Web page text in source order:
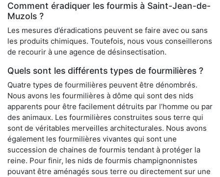
Comment éradiquer les fourmis à Saint-Jean-de-
Muzols ?
Les mesures d’éradications peuvent se faire avec ou sans
les produits chimiques. Toutefois, nous vous conseillerons
de recourir à une agence de désinsectisation.
Quels sont les différents types de fourmilières ?
Quatre types de fourmilières peuvent être dénombrés.
Nous avons les fourmilières à dôme qui sont des nids
apparents pour être facilement détruits par l’homme ou par
des animaux. Les fourmilières construites sous terre qui
sont de véritables merveilles architecturales. Nous avons
également les fourmilières vivantes qui sont une
succession de chaines de fourmis tendant à protéger la
reine. Pour finir, les nids de fourmis champignonnistes
pouvant être aménagés sous terre ou directement sur une